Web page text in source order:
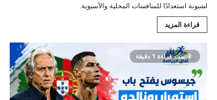
لشبونة استعدادًا للمنافسات المحلية والآسيوية.
قراءة المزيد
تمت قراءة 1 دقيقة